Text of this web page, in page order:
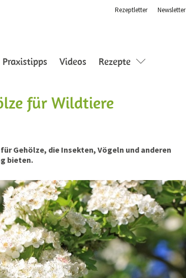
Rezeptletter Newsletter
Praxistipps Videos Rezepte
für Wildtiere
Gehölze, die Insekten, Vögeln und anderen
bieten.